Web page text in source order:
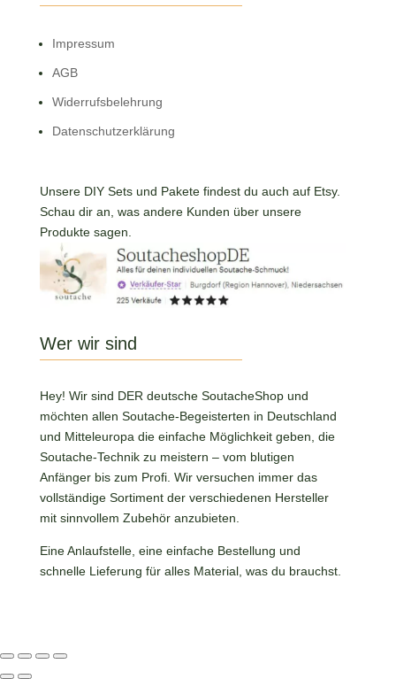
Impressum
AGB
Widerrufsbelehrung
Datenschutzerklärung
Unsere DIY Sets und Pakete findest du auch auf Etsy.
Schau dir an, was andere Kunden über unsere
Produkte sagen.
Wer wir sind
Hey! Wir sind DER deutsche SoutacheShop und
möchten allen Soutache-Begeisterten in Deutschland
und Mitteleuropa die einfache Möglichkeit geben, die
Soutache-Technik zu meistern – vom blutigen
Anfänger bis zum Profi. Wir versuchen immer das
vollständige Sortiment der verschiedenen Hersteller
mit sinnvollem Zubehör anzubieten.
Eine Anlaufstelle, eine einfache Bestellung und
schnelle Lieferung für alles Material, was du brauchst.